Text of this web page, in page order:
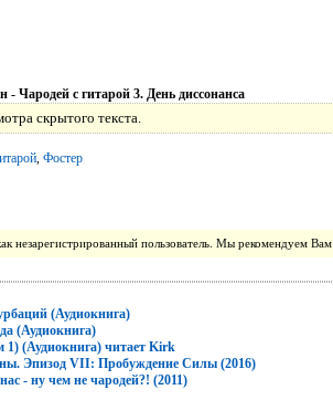
Чародей с гитарой 3. День диссонанса
скрытого текста.
, Фостер
незарегистрированный пользователь. Мы рекомендуем Вам
(Аудиокнига)
(Аудиокнига)
(Аудиокнига) читает Kirk
Эпизод VII: Пробуждение Силы (2016)
- ну чем не чародей?! (2011)